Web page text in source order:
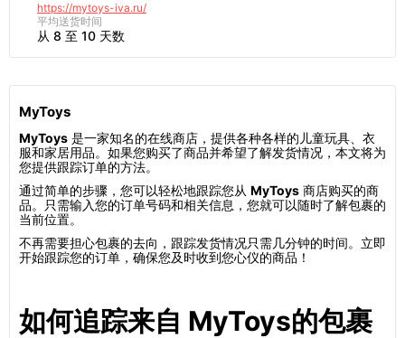
https://mytoys-iva.ru/
平均送货时间
从 8 至 10 天数
MyToys
MyToys 是一家知名的在线商店，提供各种各样的儿童玩具、衣
服和家居用品。如果您购买了商品并希望了解发货情况，本文将为
您提供跟踪订单的方法。
通过简单的步骤，您可以轻松地跟踪您从 MyToys 商店购买的商
品。只需输入您的订单号码和相关信息，您就可以随时了解包裹的
当前位置。
不再需要担心包裹的去向，跟踪发货情况只需几分钟的时间。立即
开始跟踪您的订单，确保您及时收到您心仪的商品！
如何追踪来自 MyToys的包裹